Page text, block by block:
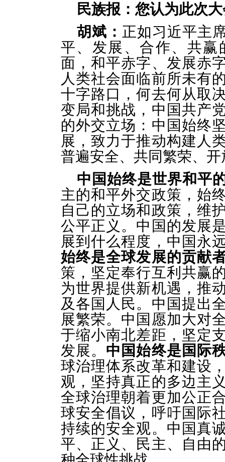
民族报：您认为此次
胡斌： 正如习近平主
平、发展、合作、共
面，和平赤字、发展赤
人类社会面临前所未有
十字路口，何去何从取
变局和挑战，中国共产
的外交立场：中国始终
展，致力于推动构建人
普遍安全、共同繁荣、
中国始终是世界和平
主的和平外交政策，始
自己的立场和政策，维
公平正义。中国的发展
展到什么程度，中国永
始终是全球发展的贡献
策，坚定奉行互利共赢
为世界提供新机遇，推
及各国人民。中国提出
展繁荣。中国愿加大对
于缩小南北差距，坚定
发展。 中国始终是国际
球治理体系改革和建设
观，坚持真正的多边主
全球治理朝着更加公正
球安全倡议，呼吁国际
持续的安全观。中国真
平、正义、民主、自由